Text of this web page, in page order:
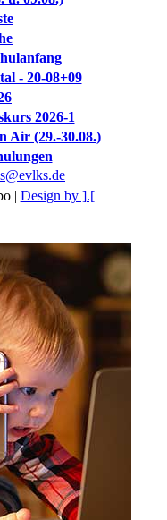
- 20-08+09
2026-1
Air (29.-30.08.)
| Design by ].[